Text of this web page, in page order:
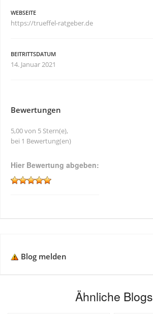
WEBSEITE
https://trueffel-ratgeber.de
BEITRITTSDATUM
14. Januar 2021
Bewertungen
5,00 von 5 Stern(e),
bei 1 Bewertung(en)
Hier Bewertung abgeben:
Blog melden
Ähnliche Blogs